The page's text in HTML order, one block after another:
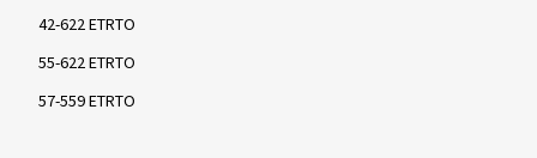
42-622 ETRTO
55-622 ETRTO
57-559 ETRTO